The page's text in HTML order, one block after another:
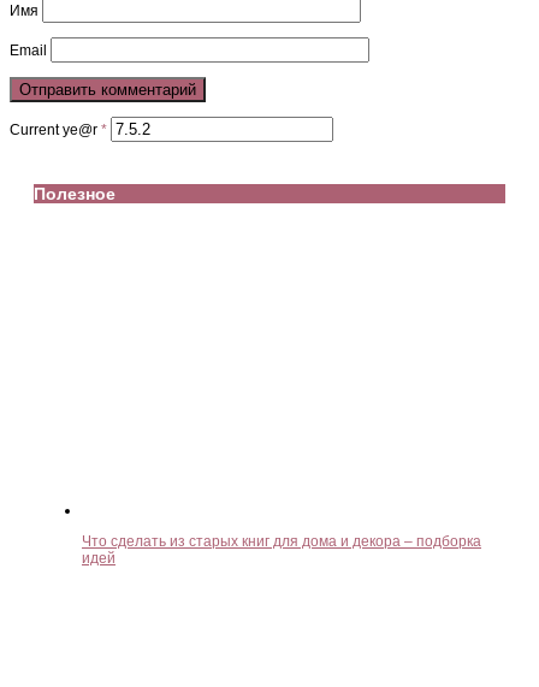
Имя
Email
Current ye@r *
Полезное
Что сделать из старых книг для дома и декора – подборка
идей